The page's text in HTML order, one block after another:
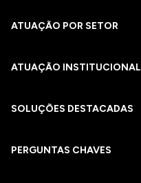
ATUAÇÃO POR SETOR
ATUAÇÃO INSTITUCIONAL
SOLUÇÕES DESTACADAS
PERGUNTAS CHAVES​